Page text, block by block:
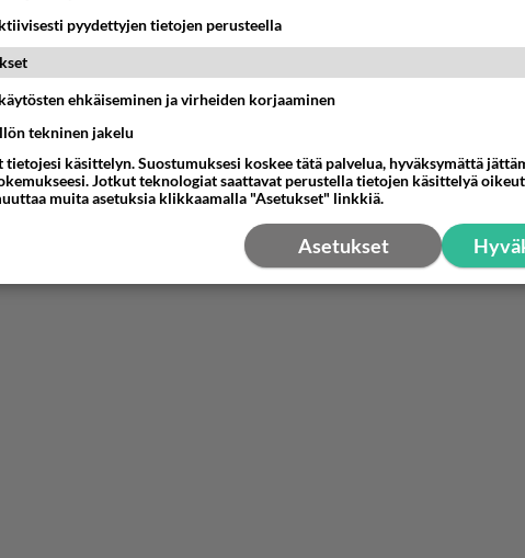
pyydettyjen tietojen perusteella
ehkäiseminen ja virheiden korjaaminen
tekninen jakelu
tietojesi käsittelyn. Suostumuksesi koskee tätä palvelua, hyväksymättä
Jotkut teknologiat saattavat perustella tietojen käsittelyä
muita asetuksia klikkaamalla "Asetukset" linkkiä.
Asetukset